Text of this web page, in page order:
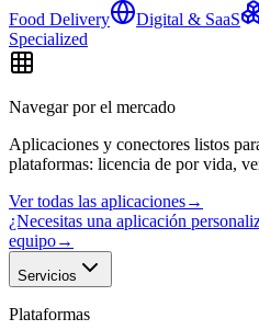
Food Delivery
Digital & SaaS
Specialized
Navegar por el mercado
Aplicaciones y conectores listos
plataformas: licencia de por vida,
Ver todas las aplicaciones→
¿Necesitas una aplicación
equipo→
Servicios
Plataformas